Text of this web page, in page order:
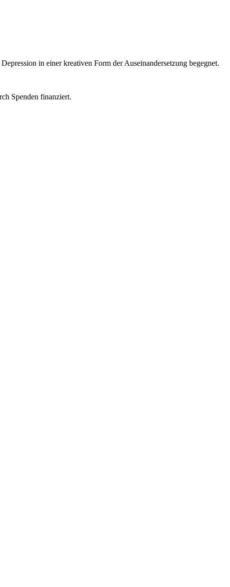
in einer kreativen Form der Auseinandersetzung begegnet.
Spenden finanziert.